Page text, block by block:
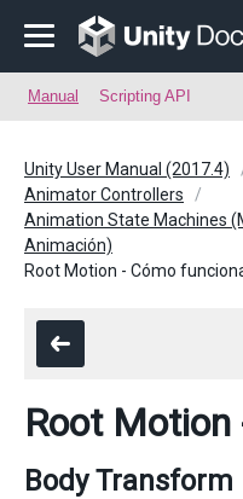
Manual Scripting API
Unity User Manual (2017.4)
Animator Controllers
Animation State Machines
Animación)
Root Motion - Cómo
Root
Body Transform